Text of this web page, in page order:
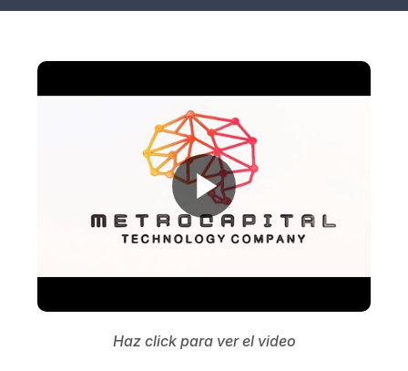
Haz click para ver el video